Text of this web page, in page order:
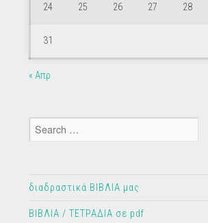
24 25 26 27 28
31
« Απρ
διαδραστικά ΒΙΒΛΙΑ μας
ΒΙΒΛΙΑ / ΤΕΤΡΑΔΙΑ σε pdf